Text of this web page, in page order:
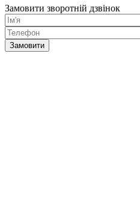
Замовити зворотній дзвінок